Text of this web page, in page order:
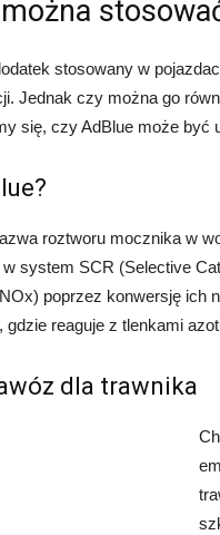
stosowany w
Jednak czy można go
się, czy AdBlue może być
roztworu mocznika w
system SCR (Selective
poprzez konwersję ich
gdzie reaguje z tlenkami
dla trawnika